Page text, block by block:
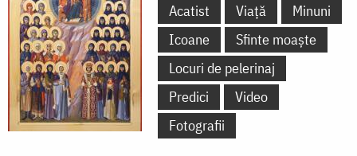
Acatist Viață
Minuni
Icoane
Sfinte moaște
Locuri de pelerinaj
Predici
Video
Fotografii